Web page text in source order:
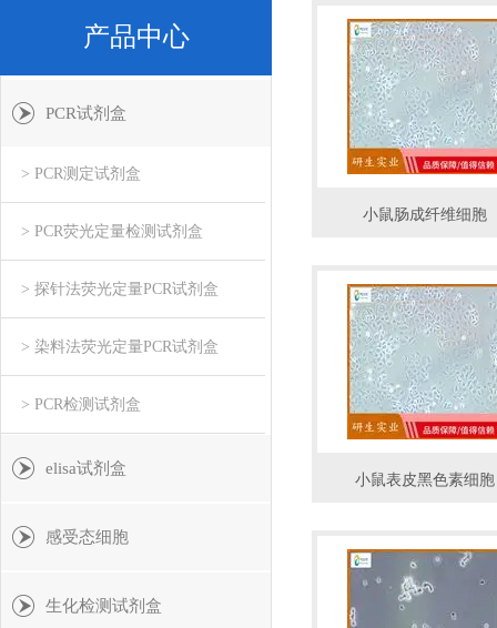
产品中心
PCR试剂盒
> PCR测定试剂盒
> PCR荧光定量检测试剂盒
> 探针法荧光定量PCR试剂盒
> 染料法荧光定量PCR试剂盒
> PCR检测试剂盒
elisa试剂盒
感受态细胞
生化检测试剂盒
小鼠肠成纤维细胞
小鼠表皮黑色素细胞